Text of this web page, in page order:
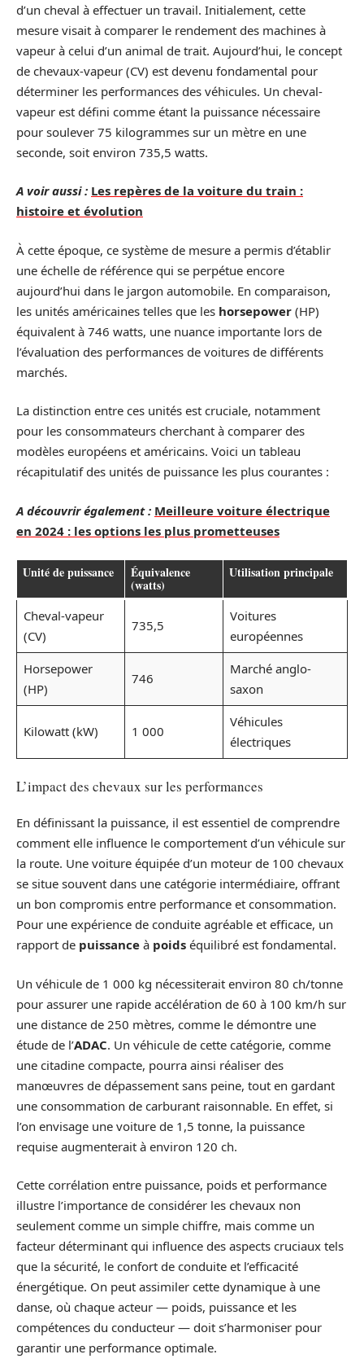
d’un cheval à effectuer un travail. Initialement, cette
mesure visait à comparer le rendement des machines à
vapeur à celui d’un animal de trait. Aujourd’hui, le concept
de chevaux-vapeur (CV) est devenu fondamental pour
déterminer les performances des véhicules. Un cheval-
vapeur est défini comme étant la puissance nécessaire
pour soulever 75 kilogrammes sur un mètre en une
seconde, soit environ 735,5 watts.
A voir aussi : Les repères de la voiture du train :
histoire et évolution
À cette époque, ce système de mesure a permis d’établir
une échelle de référence qui se perpétue encore
aujourd’hui dans le jargon automobile. En comparaison,
les unités américaines telles que les horsepower (HP)
équivalent à 746 watts, une nuance importante lors de
l’évaluation des performances de voitures de différents
marchés.
La distinction entre ces unités est cruciale, notamment
pour les consommateurs cherchant à comparer des
modèles européens et américains. Voici un tableau
récapitulatif des unités de puissance les plus courantes :
A découvrir également : Meilleure voiture électrique
en 2024 : les options les plus prometteuses
Unité de puissance Équivalence
(watts)
Utilisation principale
Cheval-vapeur
(CV)
735,5
Voitures
européennes
Horsepower
(HP)
746
Marché anglo-
saxon
Kilowatt (kW) 1 000
Véhicules
électriques
L’impact des chevaux sur les performances
En définissant la puissance, il est essentiel de comprendre
comment elle influence le comportement d’un véhicule sur
la route. Une voiture équipée d’un moteur de 100 chevaux
se situe souvent dans une catégorie intermédiaire, offrant
un bon compromis entre performance et consommation.
Pour une expérience de conduite agréable et efficace, un
rapport de puissance à poids équilibré est fondamental.
Un véhicule de 1 000 kg nécessiterait environ 80 ch/tonne
pour assurer une rapide accélération de 60 à 100 km/h sur
une distance de 250 mètres, comme le démontre une
étude de l’ADAC. Un véhicule de cette catégorie, comme
une citadine compacte, pourra ainsi réaliser des
manœuvres de dépassement sans peine, tout en gardant
une consommation de carburant raisonnable. En effet, si
l’on envisage une voiture de 1,5 tonne, la puissance
requise augmenterait à environ 120 ch.
Cette corrélation entre puissance, poids et performance
illustre l’importance de considérer les chevaux non
seulement comme un simple chiffre, mais comme un
facteur déterminant qui influence des aspects cruciaux tels
que la sécurité, le confort de conduite et l’efficacité
énergétique. On peut assimiler cette dynamique à une
danse, où chaque acteur — poids, puissance et les
compétences du conducteur — doit s’harmoniser pour
garantir une performance optimale.